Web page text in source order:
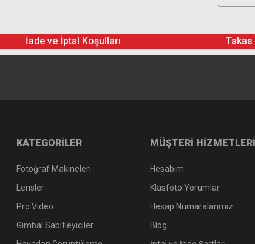
İade ve İptal Koşulları Takas
KATEGORİLER
Fotoğraf Makineleri
Lensler
Pro Video
Gimbal Sabitleyiciler
MÜŞTERİ HİZMETLERİ
Hesabım
Klasfoto Yorumlar
Hesap Numaralarımız
Blog